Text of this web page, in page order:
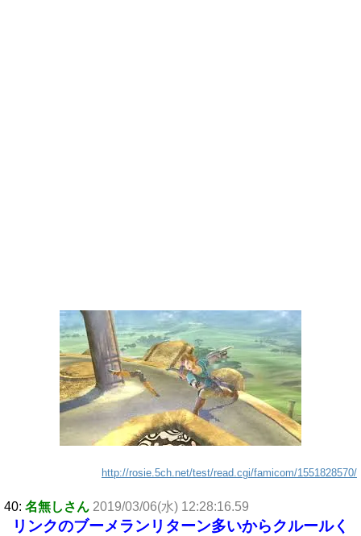
http://rosie.5ch.net/test/read.cgi/famicom/1551828570/
40: 名無しさん 2019/03/06(水) 12:28:16.59
リンクのブーメランリターン多いからクルールく